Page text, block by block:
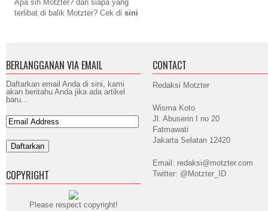
Apa sih Motzter? dan siapa yang
terlibat di balik Motzter? Cek di sini
BERLANGGANAN VIA EMAIL
Daftarkan email Anda di sini, kami
akan beritahu Anda jika ada artikel
baru...
COPYRIGHT
Please respect copyright!
CONTACT
Redaksi Motzter
Wisma Koto
Jl. Abuserin I no 20
Fatmawati
Jakarta Selatan 12420
Email: redaksi@motzter.com
Twitter: @Motzter_ID